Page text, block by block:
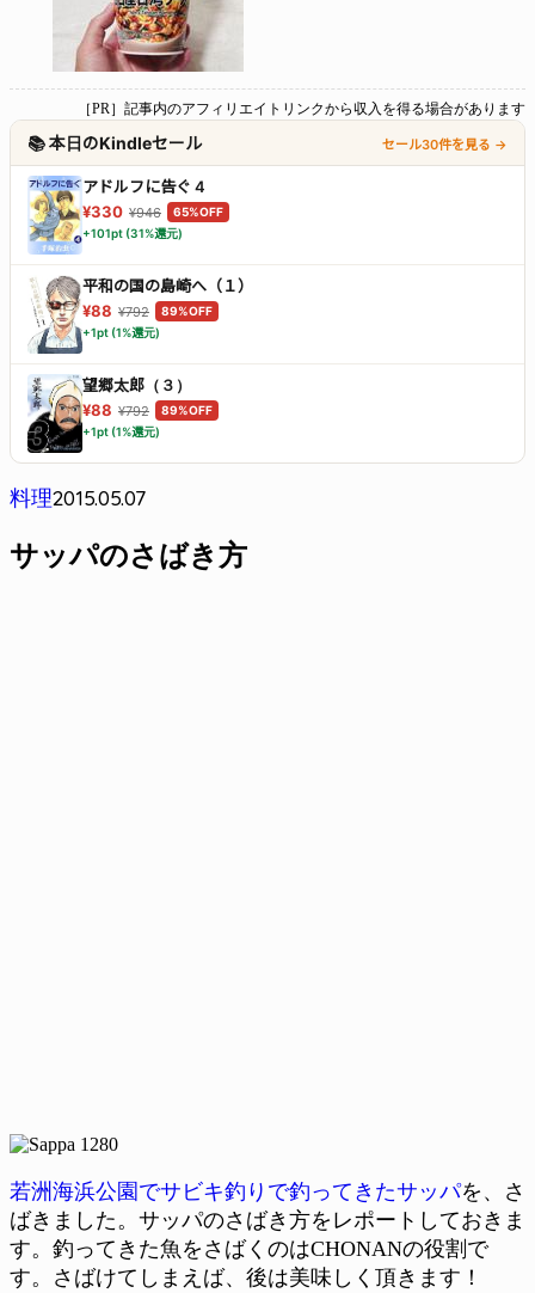
［PR］記事内のアフィリエイトリンクから収入を得る場合があります
📚 本日のKindleセール セール30件を見る →
アドルフに告ぐ 4
¥330 ¥946
65%OFF
+101pt (31%還元)
平和の国の島崎へ（１）
¥88 ¥792
89%OFF
+1pt (1%還元)
望郷太郎（３）
¥88 ¥792
89%OFF
+1pt (1%還元)
料理2015.05.07
サッパのさばき方
若洲海浜公園でサビキ釣りで釣ってきたサッパを、さ
ばきました。サッパのさばき方をレポートしておきま
す。釣ってきた魚をさばくのはCHONANの役割で
す。さばけてしまえば、後は美味しく頂きます！